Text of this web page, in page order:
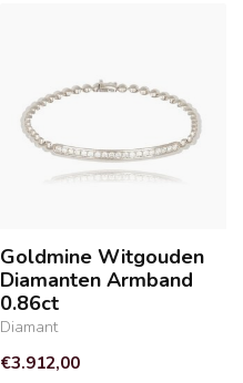
Goldmine Witgouden
Diamanten Armband
0.86ct
Diamant
€3.912,00